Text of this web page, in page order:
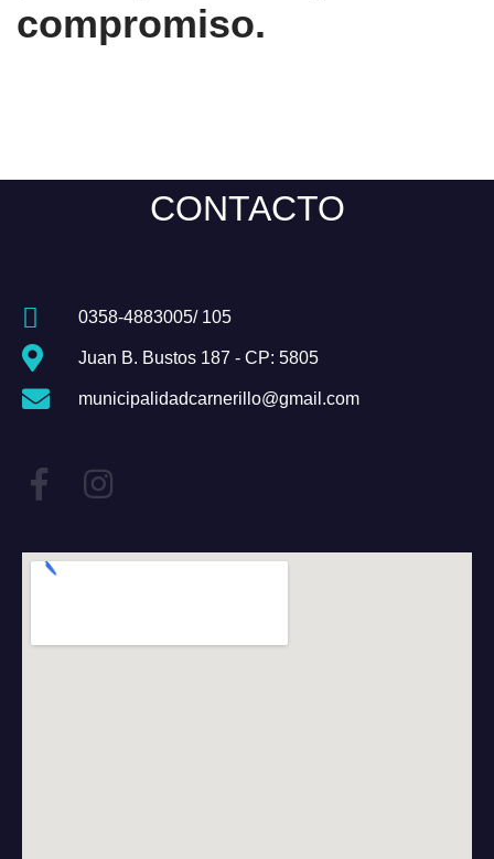
compromiso.
CONTACTO
0358-4883005/ 105
Juan B. Bustos 187 - CP: 5805
municipalidadcarnerillo@gmail.com